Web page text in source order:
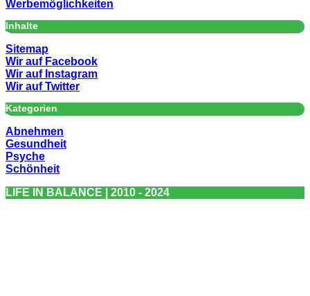
Werbemöglichkeiten
Inhalte
Sitemap
Wir auf Facebook
Wir auf Instagram
Wir auf Twitter
Kategorien
Abnehmen
Gesundheit
Psyche
Schönheit
LIFE IN BALANCE | 2010 - 2024